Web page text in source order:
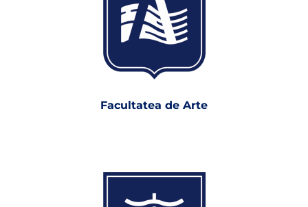
Facultatea de Arte